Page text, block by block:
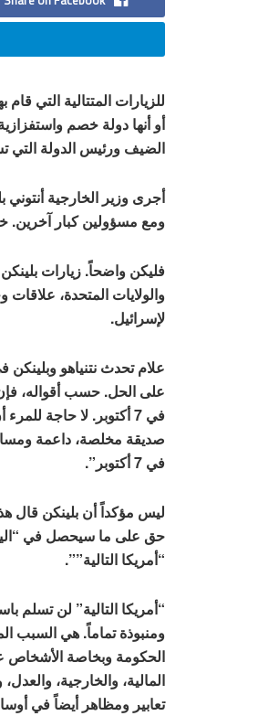
للزيارات المتتالية التي
أو أنها دولة خصم
الضيف ورئيس الدولة التي
ومع مسؤولين كبار آخرين.
فليكن واضحاً. زيارات
والولايات المتحدة،
لإسرائيل.
علام تحدث نتنياهو
على الحل. حسب أقواله،
في 7 أكتوبر. لا حاجة
صديقة مخلصة، داعمة
في 7 أكتوبر”.
ليس مؤكداً أن بلينكن قال
حق على ما سيحصل في
“أمريكا التالية””.
“أمريكا التالية” لن تسلم
ومنبوذة تماماً. هي السبب
الحكومة وبخاصة الأشخاص
المالية، والخارجية،
تعابير ومظاهر أيضاً في